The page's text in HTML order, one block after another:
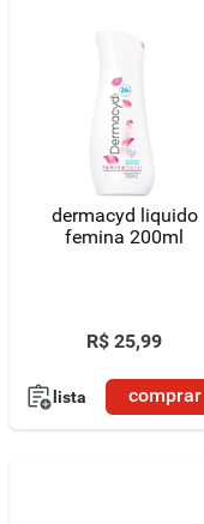
dermacyd liquido
femina 200ml
R$ 25,99
lista comprar